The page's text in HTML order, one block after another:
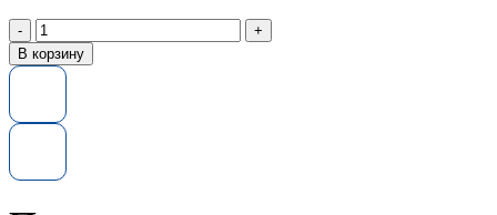
Количество
товара
Процессор
Intel
E5450
В корзину